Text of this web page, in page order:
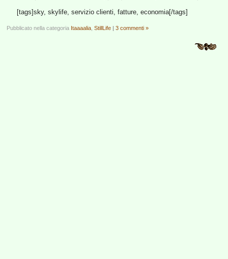
[tags]sky, skylife, servizio clienti, fatture, economia[/tags]
Pubblicato nella categoria Itaaaalia StillLife | 3 commenti »